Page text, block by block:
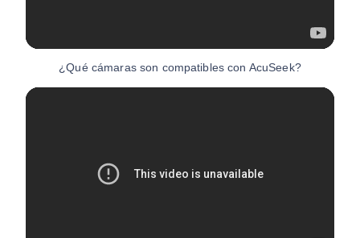
¿Qué cámaras son compatibles con AcuSeek?